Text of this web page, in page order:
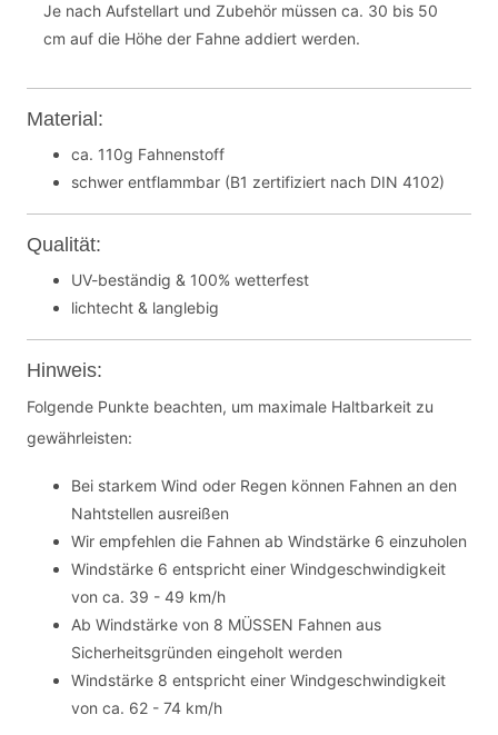
Je nach Aufstellart und Zubehör müssen ca. 30 bis 50
cm auf die Höhe der Fahne addiert werden.
Material:
ca. 110g Fahnenstoff
schwer entflammbar (B1 zertifiziert nach DIN 4102)
Qualität:
UV-beständig & 100% wetterfest
lichtecht & langlebig
Hinweis:
Folgende Punkte beachten, um maximale Haltbarkeit zu
gewährleisten:
Bei starkem Wind oder Regen können Fahnen an den
Nahtstellen ausreißen
Wir empfehlen die Fahnen ab Windstärke 6 einzuholen
Windstärke 6 entspricht einer Windgeschwindigkeit
von ca. 39 - 49 km/h
Ab Windstärke von 8 MÜSSEN Fahnen aus
Sicherheitsgründen eingeholt werden
Windstärke 8 entspricht einer Windgeschwindigkeit
von ca. 62 - 74 km/h